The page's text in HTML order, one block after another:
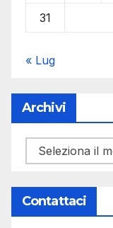
31
« Lug
Archivi
Archivi
Contattaci